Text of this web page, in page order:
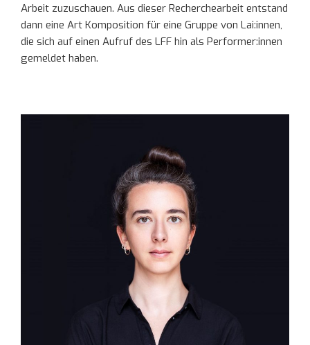
Arbeit zuzuschauen. Aus dieser Recherchearbeit entstand
dann eine Art Komposition für eine Gruppe von Lai:innen,
die sich auf einen Aufruf des LFF hin als Performer:innen
gemeldet haben.